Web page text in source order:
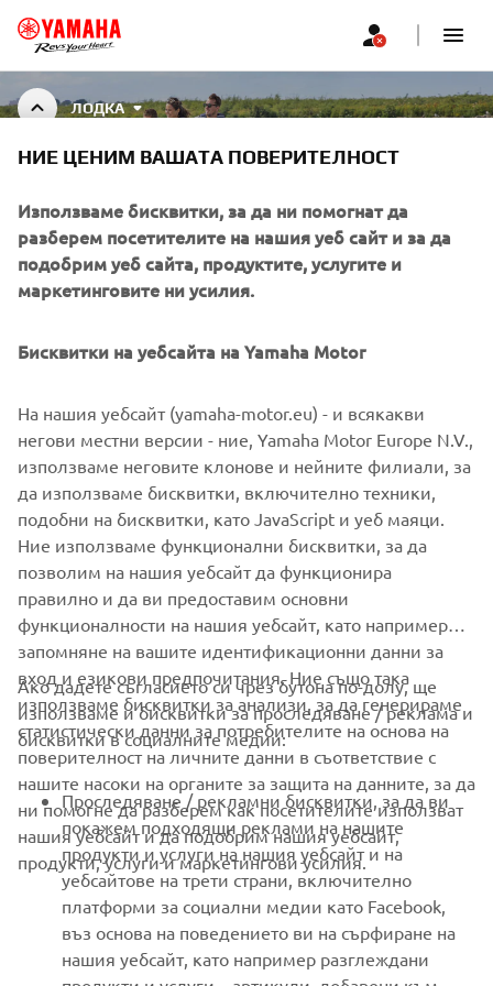
ЛОДКА
BOAT ACCESSORIES
CORPORATE
MORE YAMAHA
SUPPORT
НОВИНАРСКИ БЮЛЕТИН
Бъдете първите, които ще научат за най-новите оферти,
специални събития, нови модели и много други
АБОНИРАНЕ
Прочетете нашата Политика за поверителност, за да научите
как обработваме вашите лични данни:Политика за защита на
личните данни
Bulgaria (Bulgarian)
НИЕ ЦЕНИМ ВАШАТА ПОВЕРИТЕЛНОСТ
Използваме бисквитки, за да ни помогнат да
разберем посетителите на нашия уеб сайт и за да
подобрим уеб сайта, продуктите, услугите и
маркетинговите ни усилия.
Бисквитки на уебсайта на Yamaha Motor
На нашия уебсайт (yamaha-motor.eu) - и всякакви
негови местни версии - ние, Yamaha Motor Europe N.V.,
използваме неговите клонове и нейните филиали, за
да използваме бисквитки, включително техники,
подобни на бисквитки, като JavaScript и уеб маяци.
Ние използваме функционални бисквитки, за да
позволим на нашия уебсайт да функционира
правилно и да ви предоставим основни
функционалности на нашия уебсайт, като например
запомняне на вашите идентификационни данни за
вход и езикови предпочитания. Ние също така
използваме бисквитки за анализи, за да генерираме
статистически данни за потребителите на основа на
поверителност на личните данни в съответствие с
нашите насоки на органите за защита на данните, за да
ни помогне да разберем как посетителите използват
нашия уебсайт и да подобрим нашия уебсайт,
продукти, услуги и маркетингови усилия.
Ако дадете съгласието си чрез бутона по-долу, ще
използваме и бисквитки за проследяване / реклама и
бисквитки в социалните медии:
Проследяване / рекламни бисквитки, за да ви
покажем подходящи реклами на нашите
продукти и услуги на нашия уебсайт и на
уебсайтове на трети страни, включително
платформи за социални медии като Facebook,
въз основа на поведението ви на сърфиране на
нашия уебсайт, като например разглеждани